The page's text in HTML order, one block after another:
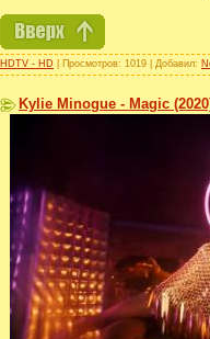
HDTV - HD | Просмотров: 1019 | Добавил:
Kylie Minogue - Magic